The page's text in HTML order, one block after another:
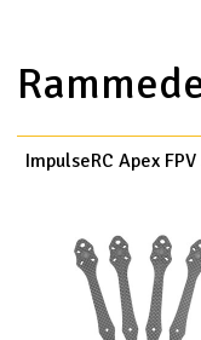
ImpulseRC Apex